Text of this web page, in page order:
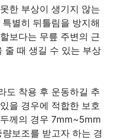
한 부상이 생기지 않는
별히 뒤틀림을 방지해
보다는 무릎 주변의 근
줄 때 생길 수 있는 부상
도 착용 후 운동하길 추
을 경우에 적합한 보호
께의 경우 7mm~5mm
보조를 받고자 하는 경